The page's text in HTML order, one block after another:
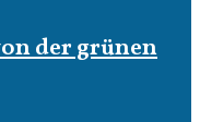
der grünen